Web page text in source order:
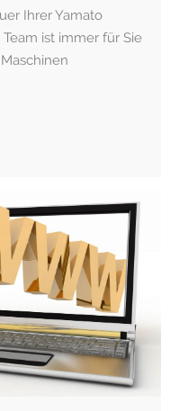
Ihrer Yamato
ist immer für Sie